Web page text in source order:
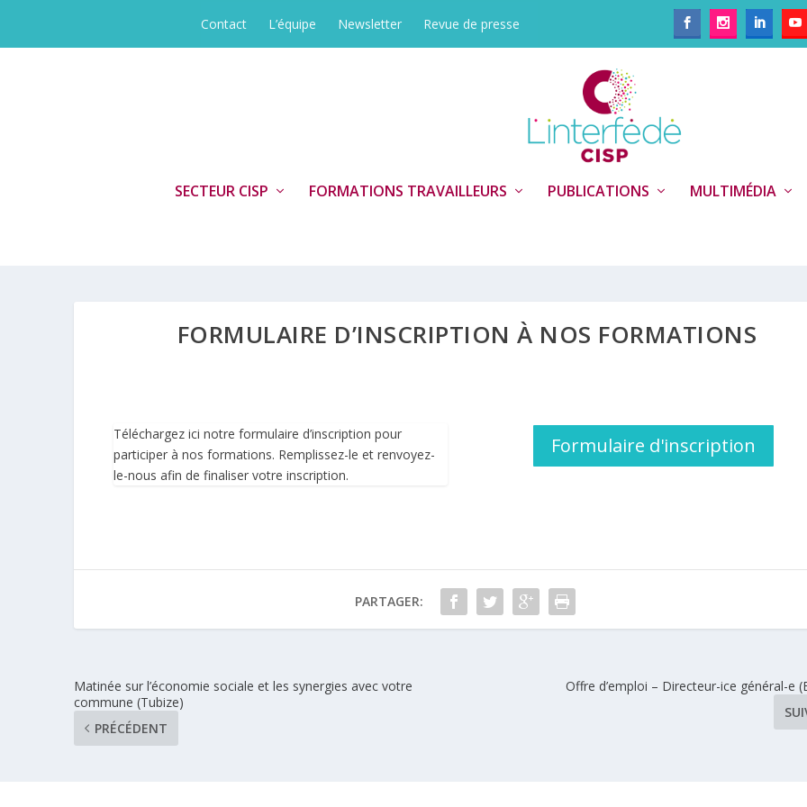
Contact L’équipe Newsletter Revue de presse
SECTEUR CISP FORMATIONS TRAVAILLEURS PUBLICATIONS MULTIMÉDIA
FORMULAIRE D’INSCRIPTION À NOS FORMATIONS
Téléchargez ici notre formulaire d’inscription pour
participer à nos formations. Remplissez-le et renvoyez-
le-nous afin de finaliser votre inscription.
Formulaire d'inscription
PARTAGER:
Matinée sur l’économie sociale et les synergies avec votre
commune (Tubize)
PRÉCÉDENT
Offre d’emploi – Directeur-ice général-e